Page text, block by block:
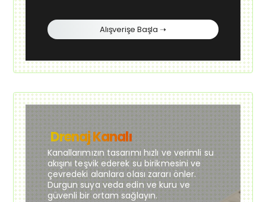
Alışverişe Başla ➝
Drenaj Kanalı
Kanallarımızın tasarımı hızlı ve verimli su
akışını teşvik ederek su birikmesini ve
çevredeki alanlara olası zararı önler.
Durgun suya veda edin ve kuru ve
güvenli bir ortam sağlayın.